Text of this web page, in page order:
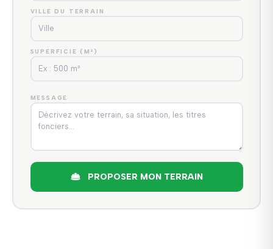
VILLE DU TERRAIN
SUPERFICIE (M²)
MESSAGE
PROPOSER MON TERRAIN